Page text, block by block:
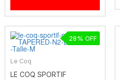
Le Coq
LE COQ SPORTIF
28